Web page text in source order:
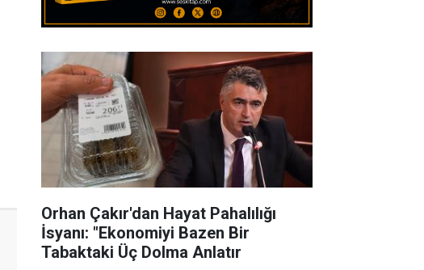
Orhan Çakır'dan Hayat Pahalılığı
İsyanı: "Ekonomiyi Bazen Bir
Tabaktaki Üç Dolma Anlatır